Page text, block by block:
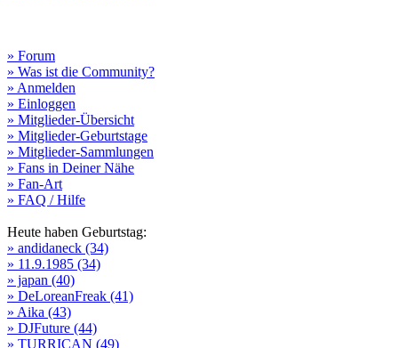
» Forum
» Was ist die Community?
» Anmelden
» Einloggen
» Mitglieder-Übersicht
» Mitglieder-Geburtstage
» Mitglieder-Sammlungen
» Fans in Deiner Nähe
» Fan-Art
» FAQ / Hilfe
Heute haben Geburtstag:
» andidaneck (34)
» 11.9.1985 (34)
» japan (40)
» DeLoreanFreak (41)
» Aika (43)
» DJFuture (44)
» TURRICAN (49)